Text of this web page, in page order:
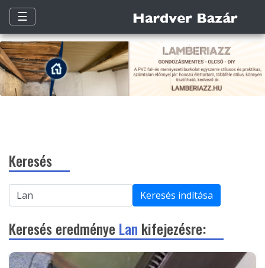
☰
Keresés
Keresés indítása
Keresés eredménye Lan kifejezésre: